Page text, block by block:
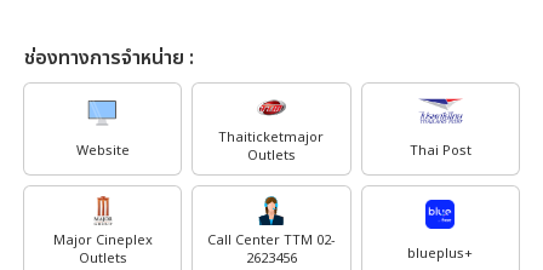
ช่องทางการจำหน่าย :
Website
Thaiticketmajor
Outlets
Thai Post
Major Cineplex
Outlets
Call Center TTM 02-
2623456
blueplus+